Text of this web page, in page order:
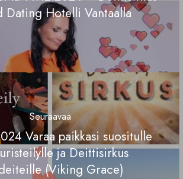
Dating Hotelli Vantaalla
Seuraavaa
Varaa paikkasi suositulle
ja Deittisirkus
(Viking Grace)